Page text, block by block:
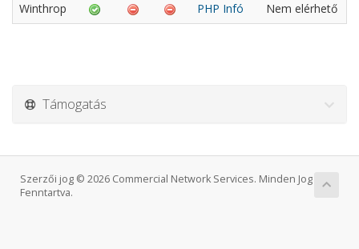
Winthrop
PHP Infó Nem elérhető
Támogatás
Szerzői jog © 2026 Commercial Network Services. Minden Jog
Fenntartva.